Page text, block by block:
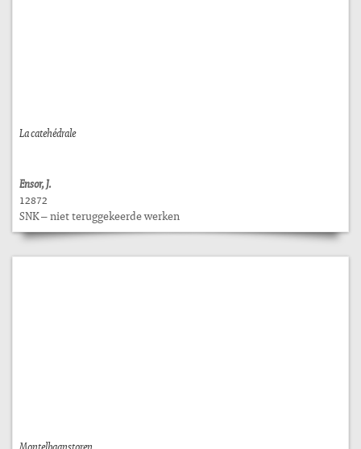
La catehédrale
Ensor, J.
12872
SNK – niet teruggekeerde werken